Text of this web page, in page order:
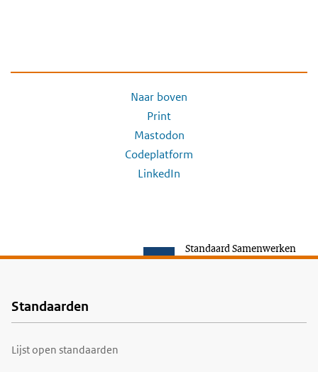
Naar boven
Print
Mastodon
Codeplatform
LinkedIn
Standaard Samenwerken
Voet
Standaarden
Lijst open standaarden